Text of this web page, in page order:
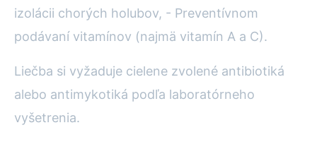
izolácii chorých holubov, - Preventívnom
podávaní vitamínov (najmä vitamín A a C).
Liečba si vyžaduje cielene zvolené antibiotiká
alebo antimykotiká podľa laboratórneho
vyšetrenia.